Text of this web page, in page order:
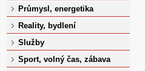
Průmysl, energetika
Reality, bydlení
Služby
Sport, volný čas, zábava